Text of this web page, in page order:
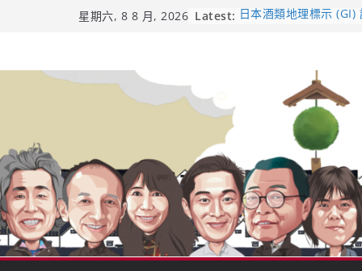
星期六, 8 8 月, 2026 Latest: 日本酒類地理標示 (GI)
【酒業商戰】130年老
市場！梅乃宿上市背後
龜之井酒造：口說上
吟釀的堅持與傳承 ～